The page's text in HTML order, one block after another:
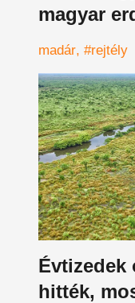
magyar
lehetne
madár #rejtély
Évtizedek
hitték,